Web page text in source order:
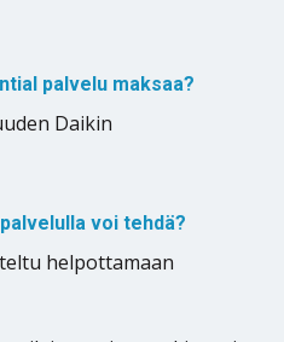
palvelu maksaa?
Daikin
voi tehdä?
helpottamaan